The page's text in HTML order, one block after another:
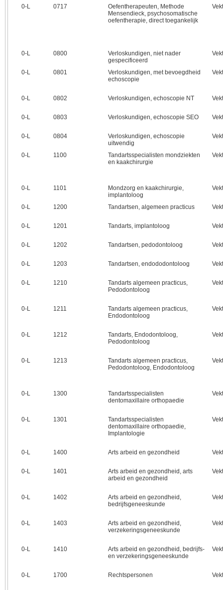
0‑L 0717
Oefentherapeuten, Methode
Mensendieck, psychosomatische
oefentherapie, direct toegankelijk
0‑L 0800
Verloskundigen, niet nader
gespecificeerd
0‑L 0801
Verloskundigen, met bevoegdheid
echoscopie
0‑L 0802 Verloskundigen, echoscopie NT
0‑L 0803 Verloskundigen, echoscopie SEO
0‑L 0804
Verloskundigen, echoscopie
uitwendig
0‑L 1100
Tandartsspecialisten mondziekten
en kaakchirurgie
0‑L 1101
Mondzorg en kaakchirurgie,
implantoloog
0‑L 1200 Tandartsen, algemeen practicus
0‑L 1201 Tandarts, implantoloog
0‑L 1202 Tandartsen, pedodontoloog
0‑L 1203 Tandartsen, endododontoloog
0‑L 1210
Tandarts algemeen practicus,
Pedodontoloog
0‑L 1211
Tandarts algemeen practicus,
Endodontoloog
0‑L 1212
Tandarts, Endodontoloog,
Pedodontoloog
0‑L 1213
Tandarts algemeen practicus,
Pedodontoloog, Endodontoloog
0‑L 1300
Tandartsspecialisten
dentomaxillaire orthopaedie
0‑L 1301
Tandartsspecialisten
dentomaxillaire orthopaedie,
Implantologie
0‑L 1400 Arts arbeid en gezondheid
0‑L 1401
Arts arbeid en gezondheid, arts
arbeid en gezondheid
0‑L 1402
Arts arbeid en gezondheid,
bedrijfsgeneeskunde
0‑L 1403
Arts arbeid en gezondheid,
verzekeringsgeneeskunde
0‑L 1410
Arts arbeid en gezondheid, bedrijfs-
en verzekeringsgeneeskunde
0‑L 1700 Rechtspersonen